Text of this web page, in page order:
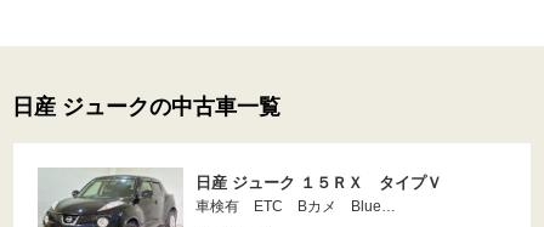
日産 ジュークの中古車一覧
日産 ジューク １５ＲＸ タイプＶ
車検有 ETC Bカメ Blue…